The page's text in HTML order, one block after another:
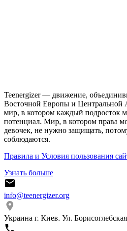
Teenergizer — движение,
Восточной Европы и Центральной
мир, в котором каждый подросток
потенциал. Мир, в котором права
девочек, не нужно защищать,
соблюдаются.
Правила и Условия пользования
Узнать больше
info@teenergizer.org
Украина г. Киев. Ул.